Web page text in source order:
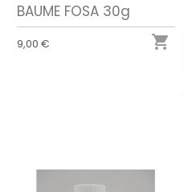
BAUME FOSA 30g
9,00 € 